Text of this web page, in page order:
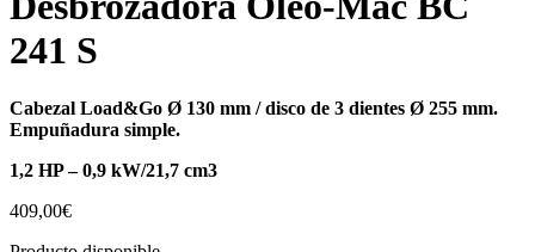
241 S
Cabezal Load&Go Ø 130 mm / disco de 3 dientes Ø 255 mm.
Empuñadura simple.
1,2 HP – 0,9 kW/21,7 cm3
409,00€